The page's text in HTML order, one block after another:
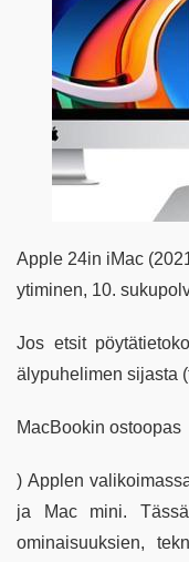
Apple 24in iMac
ytiminen, 10.
Jos etsit
älypuhelimen sijasta
MacBookin ostoopas
) Applen
ja Mac mini. Tässä
ominaisuuksien,